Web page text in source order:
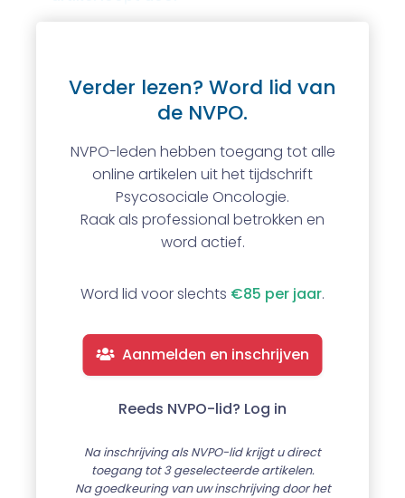
Verder lezen? Word lid van
de NVPO.
NVPO-leden hebben toegang tot alle
online artikelen uit het tijdschrift
Psycosociale Oncologie.
Raak als professional betrokken en
word actief.
Word lid voor slechts €85 per jaar.
Aanmelden en inschrijven
Reeds NVPO-lid? Log in
Na inschrijving als NVPO-lid krijgt u direct
toegang tot 3 geselecteerde artikelen.
Na goedkeuring van uw inschrijving door het